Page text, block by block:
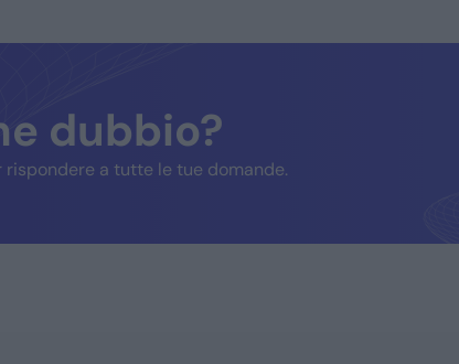
dubbio?
a tutte le tue domande.